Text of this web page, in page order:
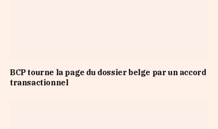
BCP tourne la page du dossier belge par un accord
transactionnel